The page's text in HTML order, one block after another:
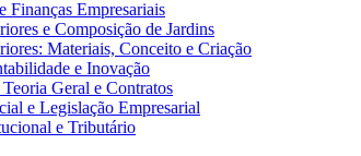
Finanças Empresariais
e Composição de Jardins
Materiais, Conceito e Criação
e Inovação
Geral e Contratos
e Legislação Empresarial
e Tributário